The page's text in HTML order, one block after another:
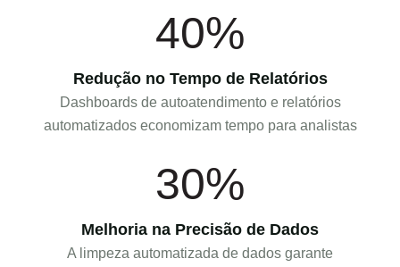
40%
Redução no Tempo de Relatórios
Dashboards de autoatendimento e relatórios
automatizados economizam tempo para analistas
30%
Melhoria na Precisão de Dados
A limpeza automatizada de dados garante